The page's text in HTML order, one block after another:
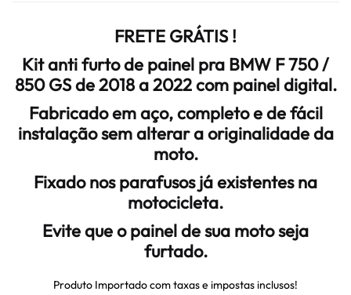
FRETE GRÁTIS !
Kit anti furto de painel pra BMW F 750 /
850 GS de 2018 a 2022 com painel digital.
Fabricado em aço, completo e de fácil
instalação sem alterar a originalidade da
moto.
Fixado nos parafusos já existentes na
motocicleta.
Evite que o painel de sua moto seja
furtado.
Produto Importado com taxas e impostas inclusos!